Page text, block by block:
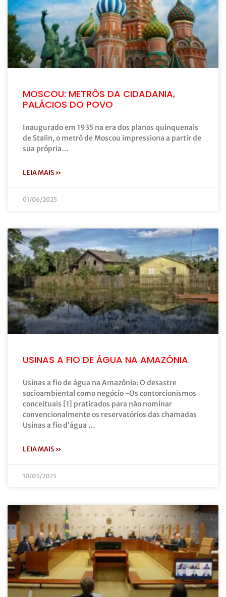
MOSCOU: METRÔS DA CIDADANIA,
PALÁCIOS DO POVO
Inaugurado em 1935 na era dos planos quinquenais
de Stalin, o metrô de Moscou impressiona a partir de
sua própria…
LEIA MAIS »
01/06/2025
USINAS A FIO DE ÁGUA NA AMAZÔNIA
Usinas a fio de água na Amazônia: O desastre
socioambiental como negócio -Os contorcionismos
conceituais [1] praticados para não nominar
convencionalmente os reservatórios das chamadas
Usinas a fio d’água …
LEIA MAIS »
10/03/2025